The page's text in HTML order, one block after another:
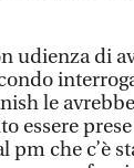
udienza di
le
essere
che c’è